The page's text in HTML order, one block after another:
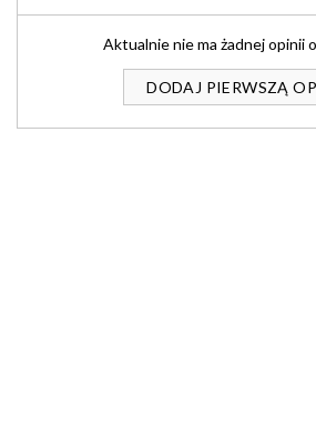
Aktualnie nie ma żadnej opinii
DODAJ PIERWSZĄ